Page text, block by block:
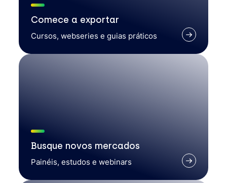
Comece a exportar
Cursos, webseries e guias práticos
Busque novos mercados
Painéis, estudos e webinars